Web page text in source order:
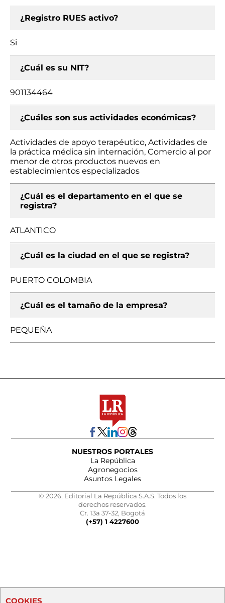
¿Registro RUES activo?
Si
¿Cuál es su NIT?
901134464
¿Cuáles son sus actividades económicas?
Actividades de apoyo terapéutico, Actividades de
la práctica médica sin internación, Comercio al por
menor de otros productos nuevos en
establecimientos especializados
¿Cuál es el departamento en el que se
registra?
ATLANTICO
¿Cuál es la ciudad en el que se registra?
PUERTO COLOMBIA
¿Cuál es el tamaño de la empresa?
PEQUEÑA
NUESTROS PORTALES
La República
Agronegocios
Asuntos Legales
© 2026, Editorial La República S.A.S. Todos los
derechos reservados.
Cr. 13a 37-32, Bogotá
(+57) 1 4227600
COOKIES